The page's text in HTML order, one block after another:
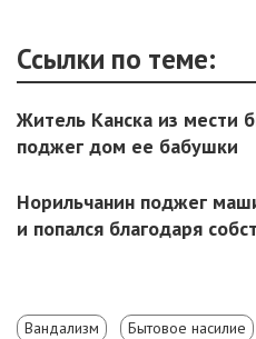
Ссылки по теме:
Житель Канска из мести
поджег дом ее бабушки
Норильчанин поджег
и попался благодаря
Вандализм Бытовое насилие